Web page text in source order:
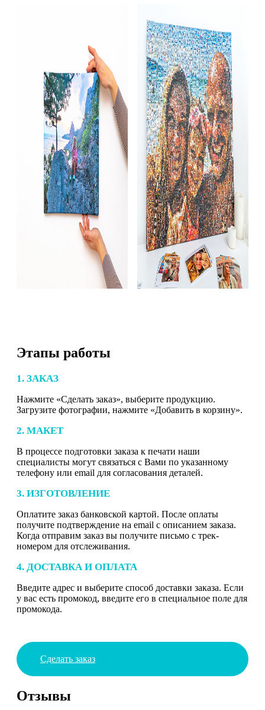
Этапы работы
1. ЗАКАЗ
Нажмите «Сделать заказ», выберите продукцию.
Загрузите фотографии, нажмите «Добавить в корзину».
2. МАКЕТ
В процессе подготовки заказа к печати наши
специалисты могут связаться с Вами по указанному
телефону или email для согласования деталей.
3. ИЗГОТОВЛЕНИЕ
Оплатите заказ банковской картой. После оплаты
получите подтверждение на email с описанием заказа.
Когда отправим заказ вы получите письмо с трек-
номером для отслеживания.
4. ДОСТАВКА И ОПЛАТА
Введите адрес и выберите способ доставки заказа. Если
у вас есть промокод, введите его в специальное поле для
промокода.
Сделать заказ
Отзывы